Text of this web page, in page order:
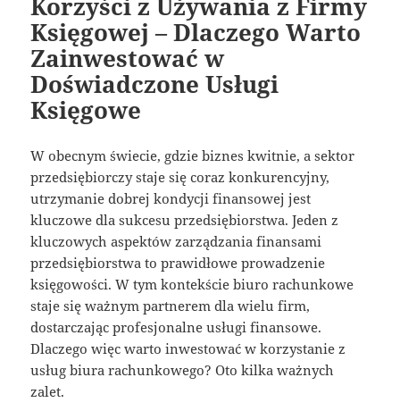
Księgowej – Dlaczego Warto
Zainwestować w
Doświadczone Usługi
Księgowe
W obecnym świecie, gdzie biznes kwitnie, a sektor
przedsiębiorczy staje się coraz konkurencyjny,
utrzymanie dobrej kondycji finansowej jest
kluczowe dla sukcesu przedsiębiorstwa. Jeden z
kluczowych aspektów zarządzania finansami
przedsiębiorstwa to prawidłowe prowadzenie
księgowości. W tym kontekście biuro rachunkowe
staje się ważnym partnerem dla wielu firm,
dostarczając profesjonalne usługi finansowe.
Dlaczego więc warto inwestować w korzystanie z
usług biura rachunkowego? Oto kilka ważnych
zalet.